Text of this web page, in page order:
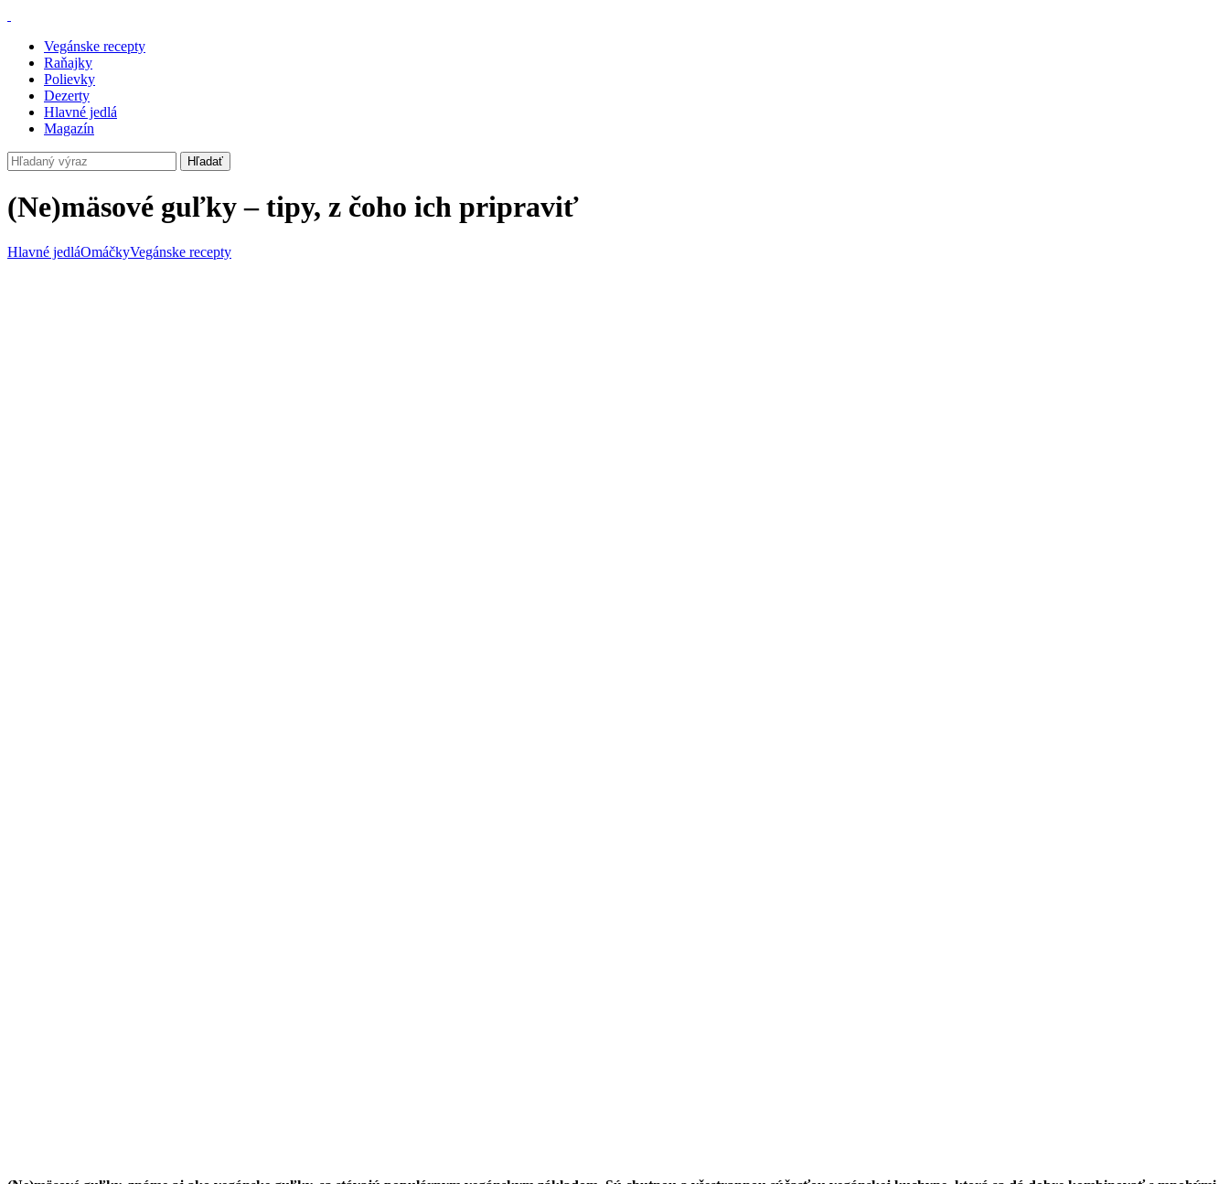
Vegánske recepty
Raňajky
Polievky
Dezerty
Hlavné jedlá
Magazín
Hľadať
(Ne)mäsové guľky – tipy, z čoho ich pripraviť
Hlavné jedláOmáčkyVegánske recepty